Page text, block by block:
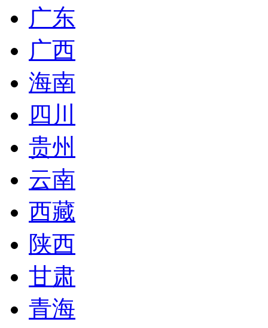
广东
广西
海南
四川
贵州
云南
西藏
陕西
甘肃
青海